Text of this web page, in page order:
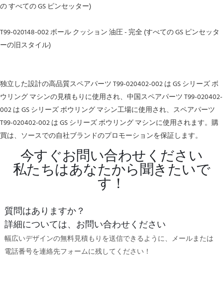
のすべての GS ピンセッター)
T99-020148-002ボール クッション 油圧 - 完全 (すべての GS ピンセッタ
ーの旧スタイル)
独立した設計の高品質スペアパーツ T99-020402-002 は GS シリーズ ボ
ウリング マシンの見積もりに使用され、中国スペアパーツ T99-020402-
002 は GS シリーズ ボウリング マシン工場に使用され、スペアパーツ
T99-020402-002 は GS シリーズ ボウリング マシンに使用されます。購
買は、ソースでの自社ブランドのプロモーションを保証します。
今すぐお問い合わせください
私たちはあなたから聞きたいで
す！
質問はありますか？
詳細については、お問い合わせください
幅広いデザインの無料見積もりを送信できるように、メールまたは
電話番号を連絡先フォームに残してください！